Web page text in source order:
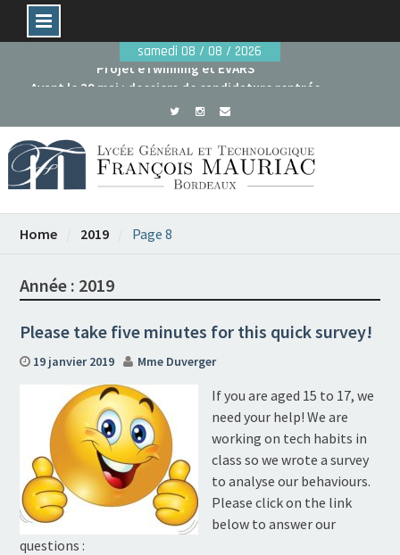
samedi 08 / 08 / 2026
Avant le 29 mai : dossiers de candidature rentrée
Projet eTwinning et EVARS
Home 2019 Page 8
Année : 2019
Please take five minutes for this quick survey!
19 janvier 2019 Mme Duverger
If you are aged 15 to 17, we
need your help! We are
working on tech habits in
class so we wrote a survey
to analyse our behaviours.
Please click on the link
below to answer our
questions :